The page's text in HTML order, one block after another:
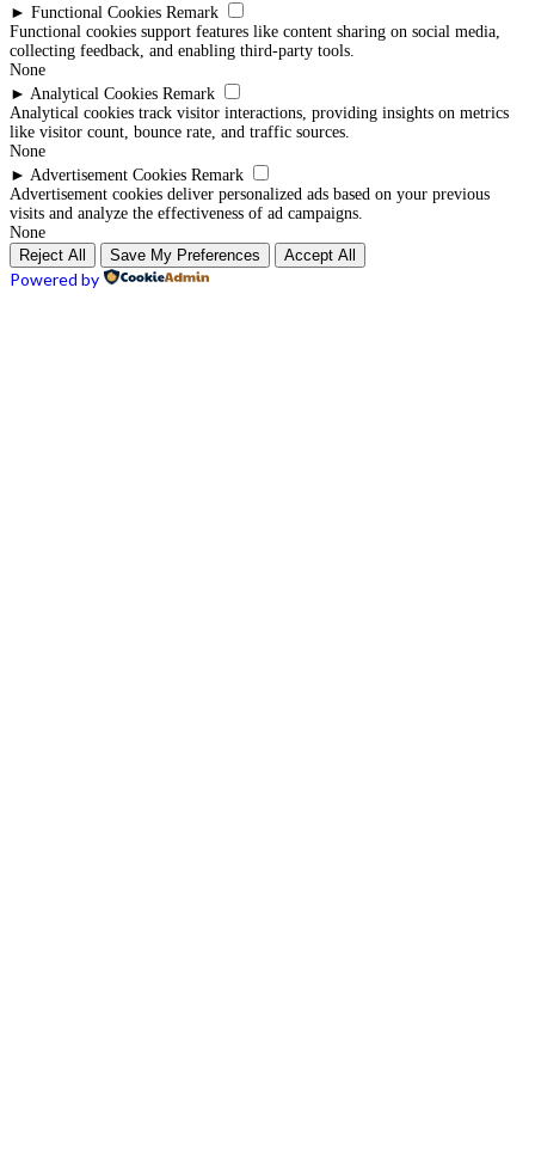
► Functional Cookies Remark
Functional cookies support features like content sharing on social media,
collecting feedback, and enabling third-party tools.
None
► Analytical Cookies Remark
Analytical cookies track visitor interactions, providing insights on metrics
like visitor count, bounce rate, and traffic sources.
None
► Advertisement Cookies Remark
Advertisement cookies deliver personalized ads based on your previous
visits and analyze the effectiveness of ad campaigns.
None
Reject All
Save My Preferences Accept All
Powered by